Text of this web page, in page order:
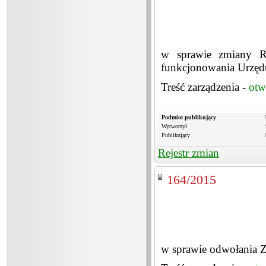
w sprawie zmiany
funkcjonowania
Treść zarządzenia -
Podmiot publikujący
Wytworzył
Publikujący
Rejestr zmian
164/2015
w sprawie odwołania